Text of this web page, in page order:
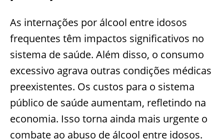
As internações por álcool entre idosos
frequentes têm impactos significativos no
sistema de saúde. Além disso, o consumo
excessivo agrava outras condições médicas
preexistentes. Os custos para o sistema
público de saúde aumentam, refletindo na
economia. Isso torna ainda mais urgente o
combate ao abuso de álcool entre idosos.